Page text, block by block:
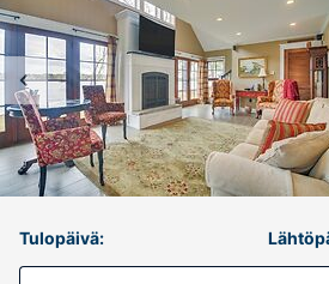
Tulopäivä: